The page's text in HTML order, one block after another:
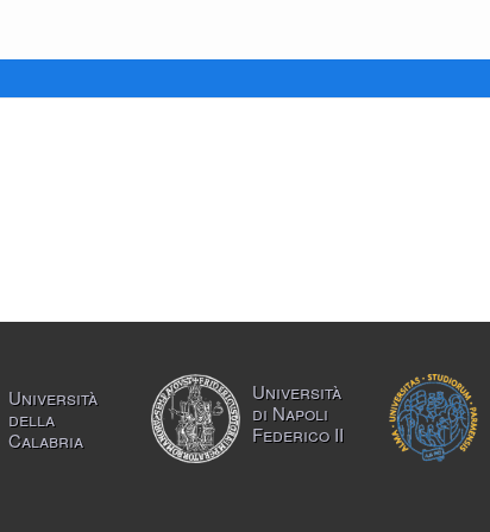
Università
della
Calabria
Università
di Napoli
Federico II